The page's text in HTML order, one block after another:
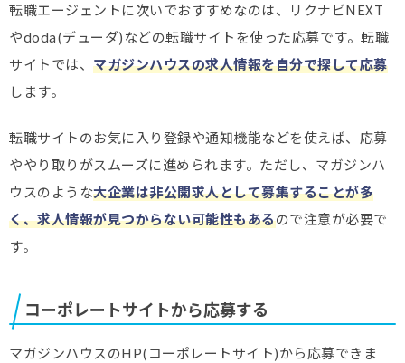
転職エージェントに次いでおすすめなのは、リクナビNEXT
やdoda(デューダ)などの転職サイトを使った応募です。転職
サイトでは、 マガジンハウスの求人情報を自分で探して応募
します。
転職サイトのお気に入り登録や通知機能などを使えば、応募
ややり取りがスムーズに進められます。ただし、マガジンハ
ウスのような大企業は非公開求人として募集することが多
く、求人情報が見つからない可能性もあるので注意が必要で
す。
コーポレートサイトから応募する
マガジンハウスのHP(コーポレートサイト)から応募できま